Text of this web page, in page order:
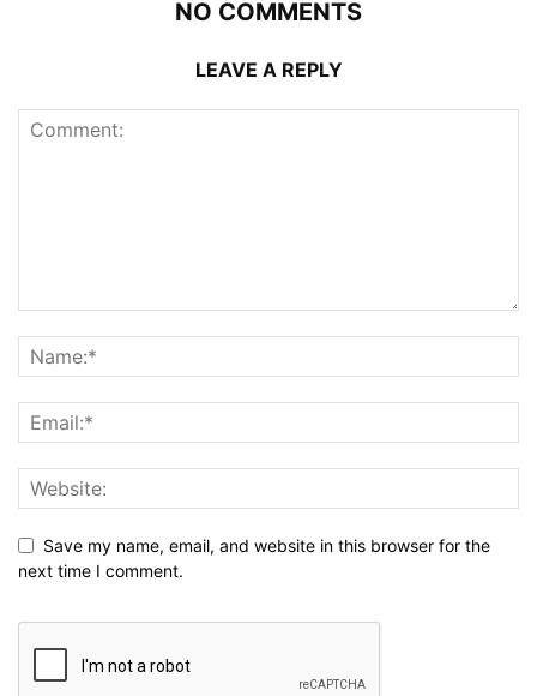
NO COMMENTS
LEAVE A REPLY
Save my name, email, and website in this browser for the
next time I comment.